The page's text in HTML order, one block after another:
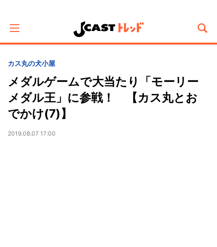
カス丸の犬小屋
メダルゲームで大当たり「モーリー
メダル王」に参戦！ 【カス丸とお
でかけ(7)】
2019.08.07 17:00